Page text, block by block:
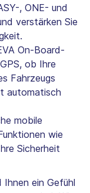
, ONE- und
verstärken Sie
On-Board-
ob Ihre
Fahrzeugs
automatisch
mobile
wie
Sicherheit
Ihnen ein Gefühl